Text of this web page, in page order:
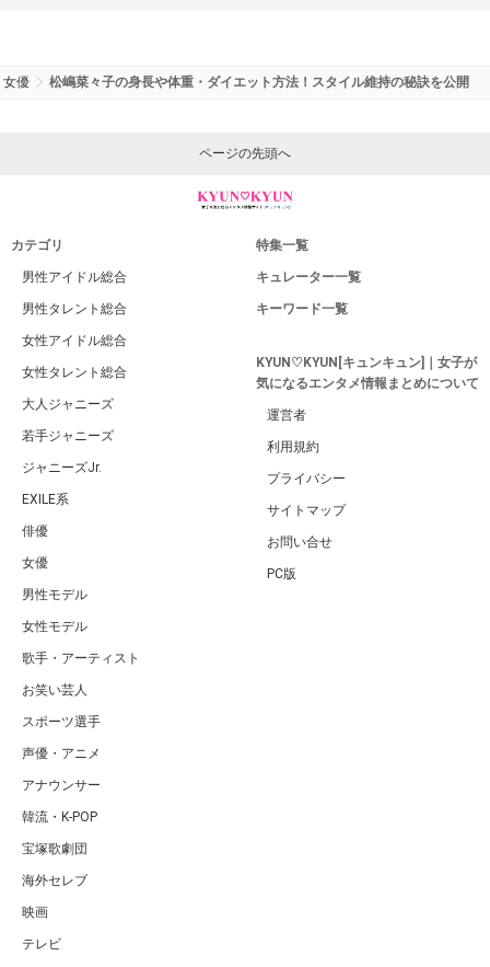
女優 松嶋菜々子の身長や体重・ダイエット方法！スタイル維持の秘訣を公開
ページの先頭へ
カテゴリ
男性アイドル総合
男性タレント総合
女性アイドル総合
女性タレント総合
大人ジャニーズ
若手ジャニーズ
ジャニーズJr.
EXILE系
俳優
女優
男性モデル
女性モデル
歌手・アーティスト
お笑い芸人
スポーツ選手
声優・アニメ
アナウンサー
韓流・K-POP
宝塚歌劇団
海外セレブ
映画
テレビ
特集一覧
キュレーター一覧
キーワード一覧
KYUN♡KYUN[キュンキュン]｜女子が
気になるエンタメ情報まとめについて
運営者
利用規約
プライバシー
サイトマップ
お問い合せ
PC版